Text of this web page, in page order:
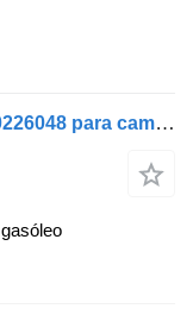
DAF Dash Vent (Air Vent Grille) 5010226048 para camião DAF LF
gasóleo